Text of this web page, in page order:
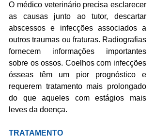
O médico veterinário precisa esclarecer
as causas junto ao tutor, descartar
abscessos e infecções associados a
outros traumas ou fraturas. Radiografias
fornecem informações importantes
sobre os ossos. Coelhos com infecções
ósseas têm um pior prognóstico e
requerem tratamento mais prolongado
do que aqueles com estágios mais
leves da doença.
TRATAMENTO